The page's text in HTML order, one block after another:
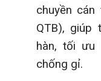
chuyền
QTB), giúp
hàn, tối ưu
chống gỉ.